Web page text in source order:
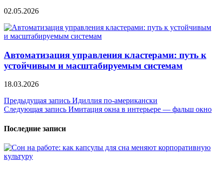
02.05.2026
Автоматизация управления кластерами: путь к
устойчивым и масштабируемым системам
18.03.2026
Навигация
по
записям
Предыдущая запись Идиллия по-американски
Следующая запись Имитация окна в интерьере — фальш окно
Последние записи